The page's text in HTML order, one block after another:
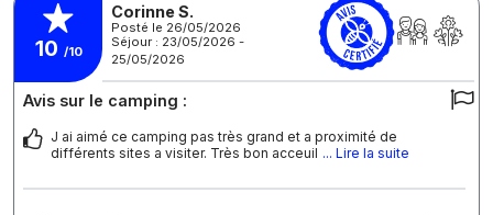
10 /10
Corinne S.
Posté le 26/05/2026
Séjour : 23/05/2026 -
25/05/2026
Avis sur le camping :
J ai aimé ce camping pas très grand et a proximité de
différents sites a visiter. Très bon acceuil ... Lire la suite